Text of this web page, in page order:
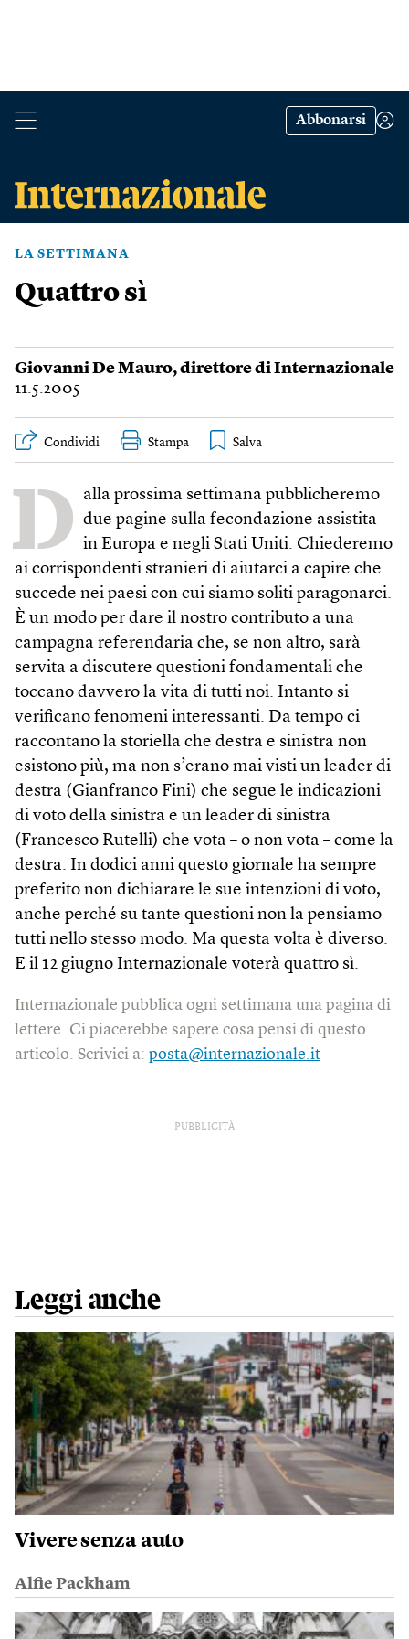
Abbonarsi
LA SETTIMANA
Quattro sì
Giovanni De Mauro, direttore di Internazionale
11.5.2005
Condividi Stampa
D
alla prossima settimana pubblicheremo
due pagine sulla fecondazione assistita
in Europa e negli Stati Uniti. Chiederemo
ai corrispondenti stranieri di aiutarci a capire che
succede nei paesi con cui siamo soliti paragonarci.
È un modo per dare il nostro contributo a una
campagna referendaria che, se non altro, sarà
servita a discutere questioni fondamentali che
toccano davvero la vita di tutti noi. Intanto si
verificano fenomeni interessanti. Da tempo ci
raccontano la storiella che destra e sinistra non
esistono più, ma non s’erano mai visti un leader di
destra (Gianfranco Fini) che segue le indicazioni
di voto della sinistra e un leader di sinistra
(Francesco Rutelli) che vota – o non vota – come la
destra. In dodici anni questo giornale ha sempre
preferito non dichiarare le sue intenzioni di voto,
anche perché su tante questioni non la pensiamo
tutti nello stesso modo. Ma questa volta è diverso.
E il 12 giugno Internazionale voterà quattro sì.
Internazionale pubblica ogni settimana una pagina di
lettere. Ci piacerebbe sapere cosa pensi di questo
articolo. Scrivici a: posta@internazionale.it
PUBBLICITÀ
Leggi anche
Vivere senza auto
Alfie Packham